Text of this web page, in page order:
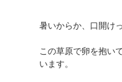
暑いからか、口開け
この草原で卵を抱い
います。